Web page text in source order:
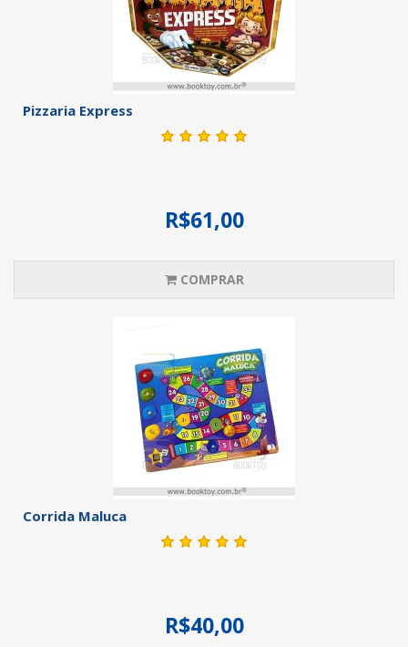
Pizzaria Express
R$61,00
COMPRAR
Corrida Maluca
R$40,00